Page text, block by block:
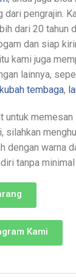
dari pengrajin.
dari 20 tahun
dan siap
kami juga
lainnya,
kubah tembaga,
untuk memesan
silahkan
dengan warna
tanpa minimal
Kami